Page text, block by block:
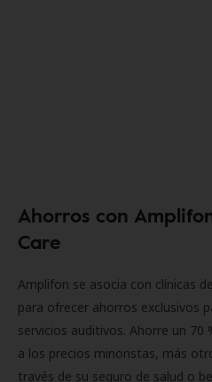
Ahorros con
Care
Amplifon se asocia con clínicas
para ofrecer ahorros exclusivos
servicios auditivos. Ahorre un
a los precios minoristas, más
través de su seguro de salud o